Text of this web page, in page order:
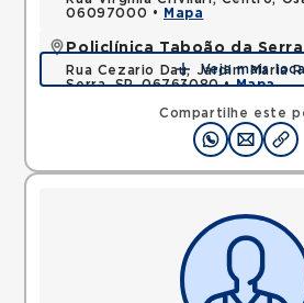
Compartilhe este
06097000 •
Mapa
Policlínica Taboão da Serra
Rua Cezario Dau, Jardim Maria
Serra, SP, 06763080 •Mapa
Veja mais